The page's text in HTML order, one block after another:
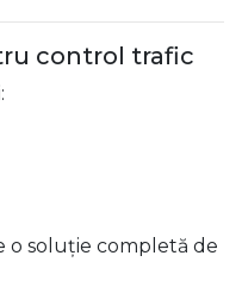
control trafic
o soluție completă de